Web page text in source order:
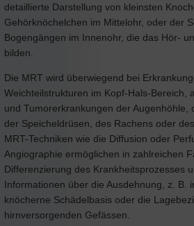
detaillierte Darstellung von kleinsten
Gehörknöchelchen im Mittelohr, oder der
Bogengängen im Innenohr, die das Hör-
bilden.
Die MRT wird überwiegend bei
Weichteilstrukturen im Kopf-Hals-Bereich,
und Tumorerkrankungen der Augenhöhle,
der Speicheldrüsen, des Rachens oder
MRT-Techniken wie die Diffusion oder
Angiographie ermöglichen in zahlreichen
Differenzierung des Krankheitsprozesses
Informationen über die Ausdehnung, z. B.
knöcherne Schädelbasis oder die
hirnversorgenden Gefässen.